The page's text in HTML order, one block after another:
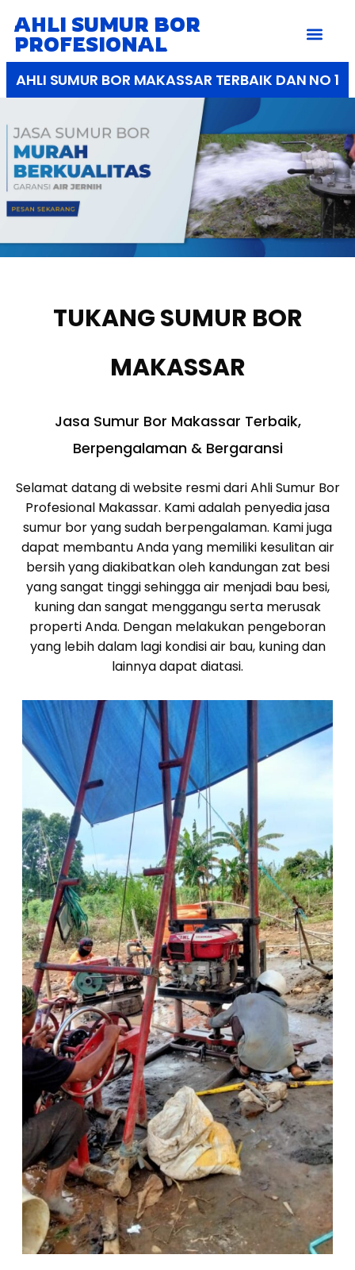
AHLI SUMUR BOR
PROFESIONAL
AHLI SUMUR BOR MAKASSAR TERBAIK DAN NO 1
TUKANG SUMUR BOR
MAKASSAR
Jasa Sumur Bor Makassar Terbaik,
Berpengalaman & Bergaransi
Selamat datang di website resmi dari Ahli Sumur Bor
Profesional Makassar. Kami adalah penyedia jasa
sumur bor yang sudah berpengalaman. Kami juga
dapat membantu Anda yang memiliki kesulitan air
bersih yang diakibatkan oleh kandungan zat besi
yang sangat tinggi sehingga air menjadi bau besi,
kuning dan sangat menggangu serta merusak
properti Anda. Dengan melakukan pengeboran
yang lebih dalam lagi kondisi air bau, kuning dan
lainnya dapat diatasi.